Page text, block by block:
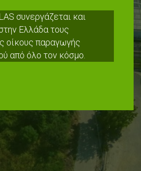
CRPV
συμβόλαιο με το Ιταλικό Ινστιτούτο
με CDB
συνεργάζεται και
Ελλάδα τους
οίκους παραγωγής
από όλο τον κόσμο.